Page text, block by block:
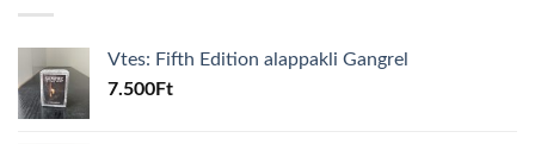
Vtes: Fifth Edition alappakli Gangrel
7.500Ft